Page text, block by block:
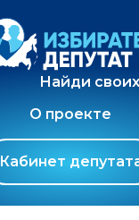
Найди
О проекте
Кабинет